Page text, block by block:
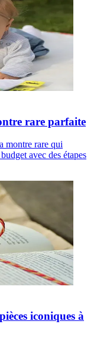
rare parfaite
montre rare qui
avec des étapes
iconiques à